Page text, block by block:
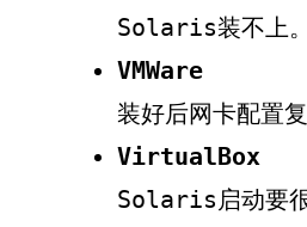
Solaris装不上。
VMWare
装好后网卡配置
VirtualBox
Solaris启动要很